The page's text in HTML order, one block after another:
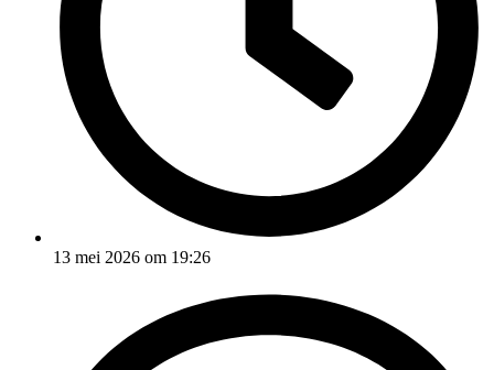
13 mei 2026 om 19:26